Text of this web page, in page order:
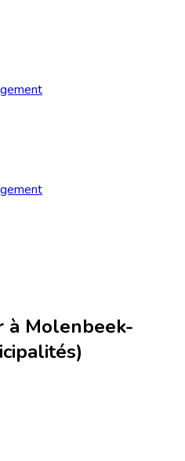
à Molenbeek-